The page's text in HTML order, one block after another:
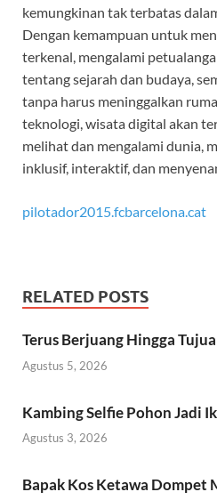
kemungkinan tak terbatas
Dengan kemampuan untuk
terkenal, mengalami
tentang sejarah dan budaya,
tanpa harus meninggalkan
teknologi, wisata digital akan
melihat dan mengalami dunia,
inklusif, interaktif, dan
pilotador2015.fcbarcelona.cat
RELATED POSTS
Terus Berjuang Hingga
Agustus 5, 2026
Kambing Selfie Pohon Jadi
Agustus 3, 2026
Bapak Kos Ketawa Dompet